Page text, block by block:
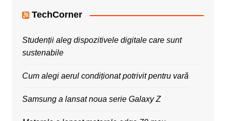
TechCorner
Studenții aleg dispozitivele digitale care sunt
sustenabile
Cum alegi aerul condiționat potrivit pentru vară
Samsung a lansat noua serie Galaxy Z